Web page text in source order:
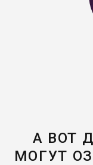
А ВОТ
МОГУТ